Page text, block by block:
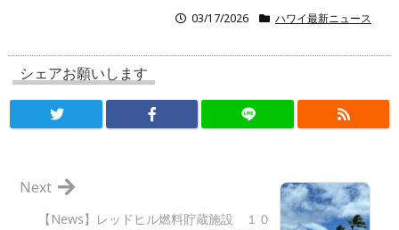
03/17/2026 ハワイ最新ニュース
シェアお願いします
【News】レッドヒル燃料貯蔵施設 １０
Next